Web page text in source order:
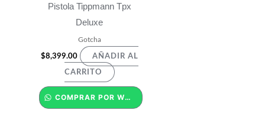
Pistola Tippmann Tpx
Deluxe
Gotcha
$8,399.00 AÑADIR AL
CARRITO
COMPRAR POR WHATSAPP